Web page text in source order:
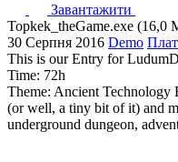
Завантажити
Topkek_theGame.exe (16,0
30 Серпня 2016 Demo
This is our Entry for
Time: 72h
Theme: Ancient Technology
(or well, a tiny bit of it) and
underground dungeon,